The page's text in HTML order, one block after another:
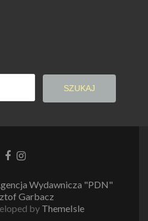
SZUKAJ
LinkLink
Wydawnicza "PDN"
Garbacz
by ThemeIsle